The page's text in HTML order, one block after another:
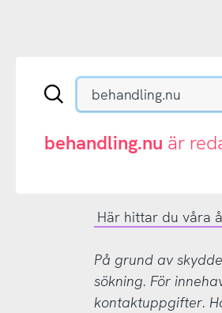
Sök
.se-
.nu-
behandling.nu är
Här hittar du våra
På grund av
sökning. För
kontaktuppgifter.